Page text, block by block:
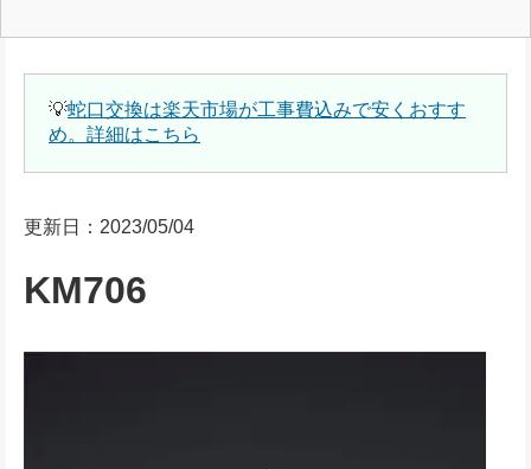
💡蛇口交換は楽天市場が工事費込みで安くおすす
め。詳細はこちら
更新日：2023/05/04
KM706